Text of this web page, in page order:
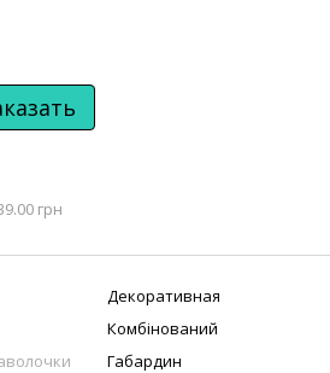
грн
Декоративная
Комбінований
Габардин